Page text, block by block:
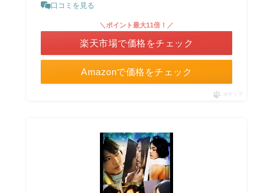
口コミを見る
Amazonで価格をチェック
＼ポイント最大11倍！／
楽天市場で価格をチェック
ポチップ